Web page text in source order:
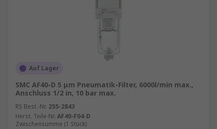
Auf Lager
SMC AF40-D 5 μm Pneumatik-Filter, 6000l/min max.,
Anschluss 1/2 in, 10 bar max.
RS Best.-Nr. 255-2843
Herst. Teile-Nr. AF40-F04-D
Zwischensumme (1 Stück)